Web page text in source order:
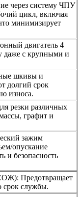
через систему ЧПУ
цикл, включая
минимизирует
двигатель 4
даже с крупными и
шкивы и
долгий срок
износа.
резки различных
графит и
зажим
опускание
и безопасность
Предотвращает
срок службы.